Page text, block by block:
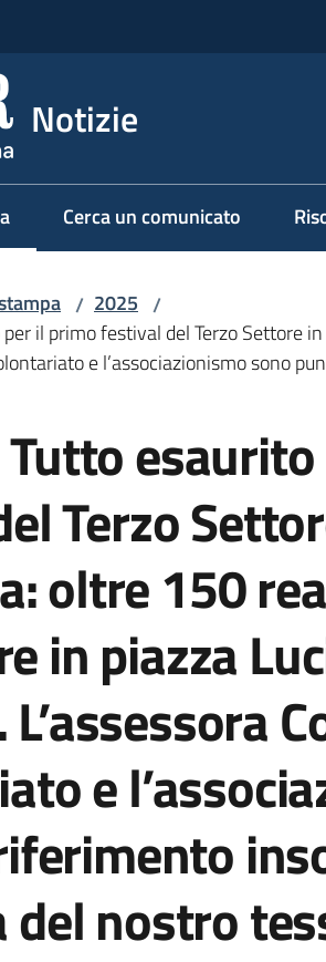
Notizie
Cerca un comunicato
/ 2025 /
il primo festival del Terzo Settore
e l’associazionismo sono
Terzo
oltre 150
in piazza
e
nostro